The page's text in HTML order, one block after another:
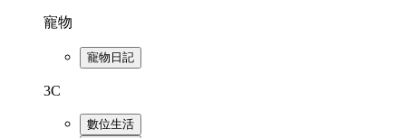
寵物
寵物日記
3C
數位生活